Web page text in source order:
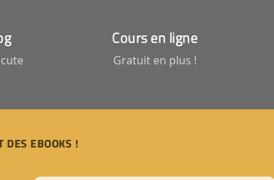
Cours en ligne
Gratuit en plus !
DES EBOOKS !